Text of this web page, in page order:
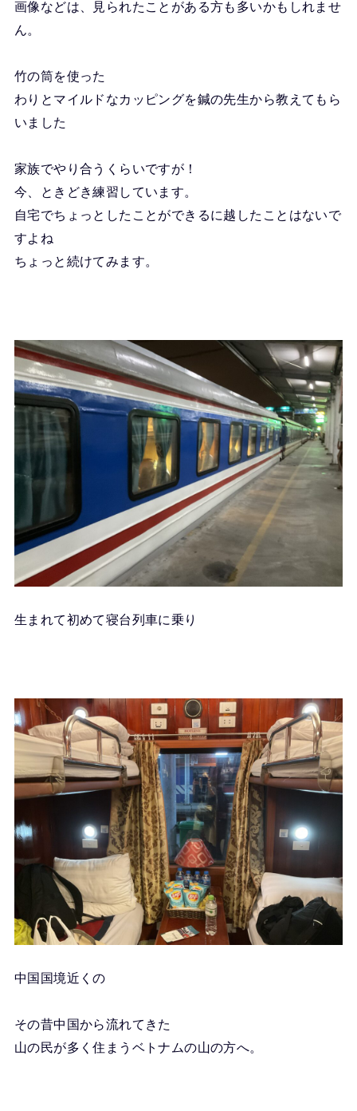
画像などは、見られたことがある方も多いかもしれませ
ん。
竹の筒を使った
わりとマイルドなカッピングを鍼の先生から教えてもら
いました
家族でやり合うくらいですが！
今、ときどき練習しています。
自宅でちょっとしたことができるに越したことはないで
すよね
ちょっと続けてみます。
生まれて初めて寝台列車に乗り
中国国境近くの
その昔中国から流れてきた
山の民が多く住まうベトナムの山の方へ。